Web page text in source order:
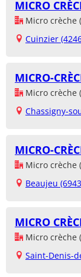
MICRO
Micro crèche
Cuinzier
MICRO-
Micro crèche
Chassigny-
MICRO-
Micro crèche
Beaujeu
MICRO
Micro crèche
Saint-Denis-